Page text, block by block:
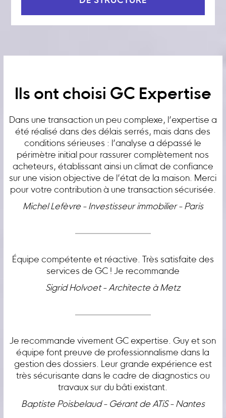
Ils ont choisi GC Expertise
Dans une transaction un peu complexe, l’expertise a
été réalisé dans des délais serrés, mais dans des
conditions sérieuses : l’analyse a dépassé le
périmètre initial pour rassurer complètement nos
acheteurs, établissant ainsi un climat de confiance
sur une vision objective de l’état de la maison. Merci
pour votre contribution à une transaction sécurisée.
Michel Lefèvre - Investisseur immobilier - Paris
Équipe compétente et réactive. Très satisfaite des
services de GC ! Je recommande
Sigrid Holvoet - Architecte à Metz
Je recommande vivement GC expertise. Guy et son
équipe font preuve de professionnalisme dans la
gestion des dossiers. Leur grande expérience est
très sécurisante dans le cadre de diagnostics ou
travaux sur du bâti existant.
Baptiste Poisbelaud - Gérant de ATiS - Nantes